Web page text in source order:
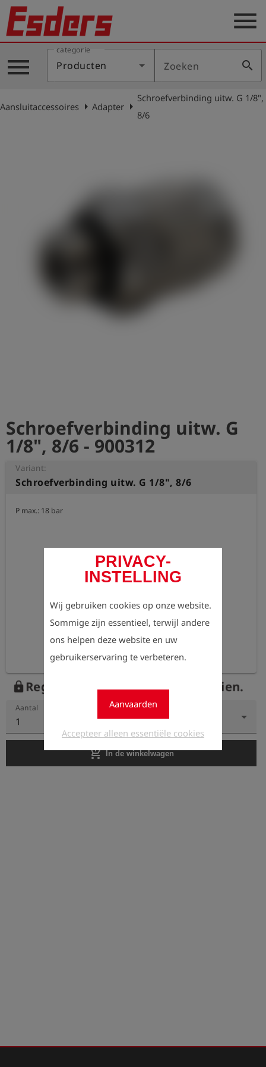
Sectoren
Blog
Producten
PRIVACY-
INSTELLING
Wij gebruiken cookies op onze website.
Sommige zijn essentieel, terwijl andere
ons helpen deze website en uw
gebruikerservaring te verbeteren.
Aanvaarden
Accepteer alleen essentiële cookies
menu
menu
categorie
Producten Zoeken search
Aansluitaccessoires arrow_rightAdapterarrow_right
Schroefverbinding uitw. G 1/8",
8/6
Schroefverbinding uitw. G
1/8", 8/6 - 900312
Variant:
Schroefverbinding uitw. G 1/8", 8/6
P max.: 18 bar
lock Registreer nu om de prijzen te zien.
Aantal
1
add_shopping_cart In de winkelwagen